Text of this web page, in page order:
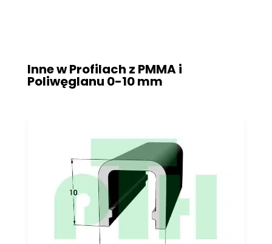
Inne w Profilach z PMMA i
Poliwęglanu 0-10 mm